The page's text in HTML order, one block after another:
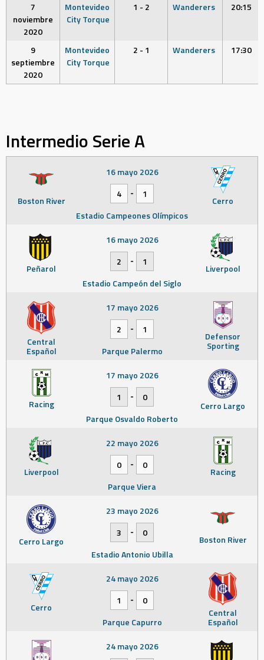
7
noviembre
2020
Montevideo
City Torque
1 - 2 Wanderers 20:15
9
septiembre
2020
Montevideo
City Torque
2 - 1 Wanderers 17:30
Intermedio Serie A
Boston River Cerro
16 mayo 2026
4
-
1
Estadio Campeones Olímpicos
Peñarol Liverpool
16 mayo 2026
2
-
1
Estadio Campeón del Siglo
Central
Español
Defensor
Sporting
17 mayo 2026
2
-
1
Parque Palermo
Racing Cerro Largo
17 mayo 2026
1
-
0
Parque Osvaldo Roberto
Liverpool Racing
22 mayo 2026
0
-
0
Parque Viera
Cerro Largo Boston River
23 mayo 2026
3
-
0
Estadio Antonio Ubilla
Cerro Central
Español
24 mayo 2026
1
-
0
Parque Capurro
24 mayo 2026